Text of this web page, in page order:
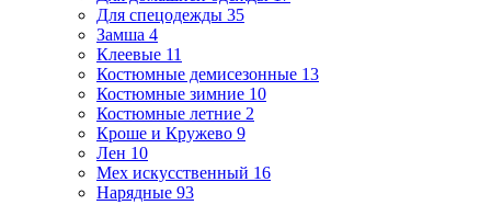
Для спецодежды 35
Замша 4
Клеевые 11
Костюмные демисезонные 13
Костюмные зимние 10
Костюмные летние 2
Кроше и Кружево 9
Лен 10
Мех искусственный 16
Нарядные 93